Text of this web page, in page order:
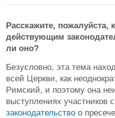
Расскажите, пожалуйста,
действующим
ли оно?
Безусловно, эта тема
всей Церкви, как
Римский, и поэтому она
выступлениях участников
законодательство о